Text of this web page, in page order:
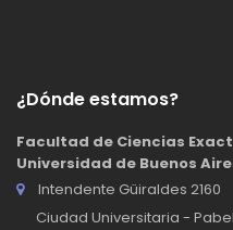
¿Dónde estamos?
Facultad de Ciencias
Universidad de Buenos
Intendente Güiraldes 2160
Ciudad Universitaria -